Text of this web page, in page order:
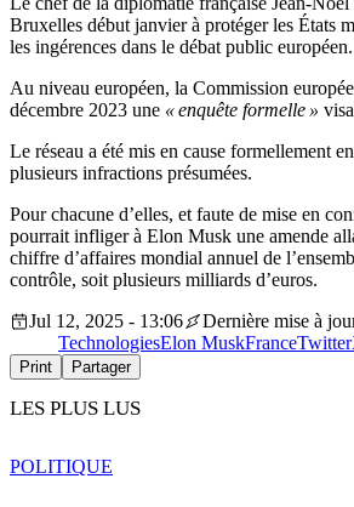
Bruxelles début janvier à protéger les États
les ingérences dans le débat public européen.
Au niveau européen, la Commission
décembre 2023 une « enquête formelle »
Le réseau a été mis en cause formellement
plusieurs infractions présumées.
Pour chacune d’elles, et faute de mise en
pourrait infliger à Elon Musk une amende
chiffre d’affaires mondial annuel de
contrôle, soit plusieurs milliards d’euros.
Jul 12, 2025 - 13:06
Dernière mise à
TechnologiesElon MuskFranceTwitter
Print Partager
LES PLUS LUS
POLITIQUE